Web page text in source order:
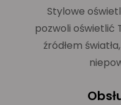
Stylowe
pozwoli oświetlić
źródłem